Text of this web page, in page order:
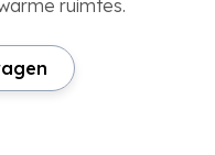
ruimtes.